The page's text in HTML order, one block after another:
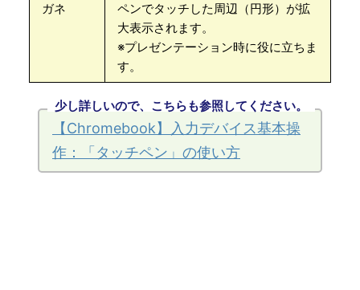
ガネ
ペンでタッチした周辺（円形）が拡
大表示されます。
※プレゼンテーション時に役に立ちま
す。
少し詳しいので、こちらも参照してください。
【Chromebook】入力デバイス基本操
作：「タッチペン」の使い方